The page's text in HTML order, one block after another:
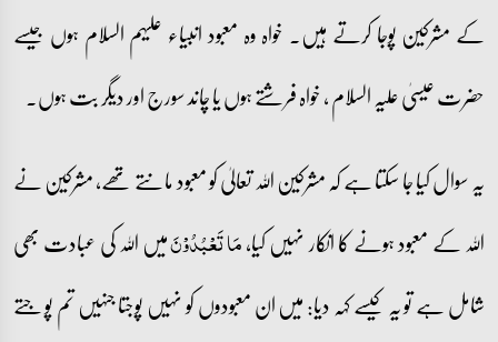
کے مشرکین پوجا کرتے ہیں۔ خواہ وہ معبود انبیاء علیہم السلام ہوں جیسے
حضرت عیسیٰ علیہ السلام ، خواہ فرشتے ہوں یا چاند سورج اور دیگر بت ہوں۔
یہ سوال کیا جا سکتا ہے کہ مشرکین اللہ تعالیٰ کو معبود مانتے تھے، مشرکین نے
اللہ کے معبود ہونے کا انکار نہیں کیا،مَا تَعۡبُدُوۡنَمیں اللہ کی عبادت بھی
شامل ہے تو یہ کیسے کہہ دیا: میں ان معبودوں کو نہیں پوجتا جنہیں تم پوجتے